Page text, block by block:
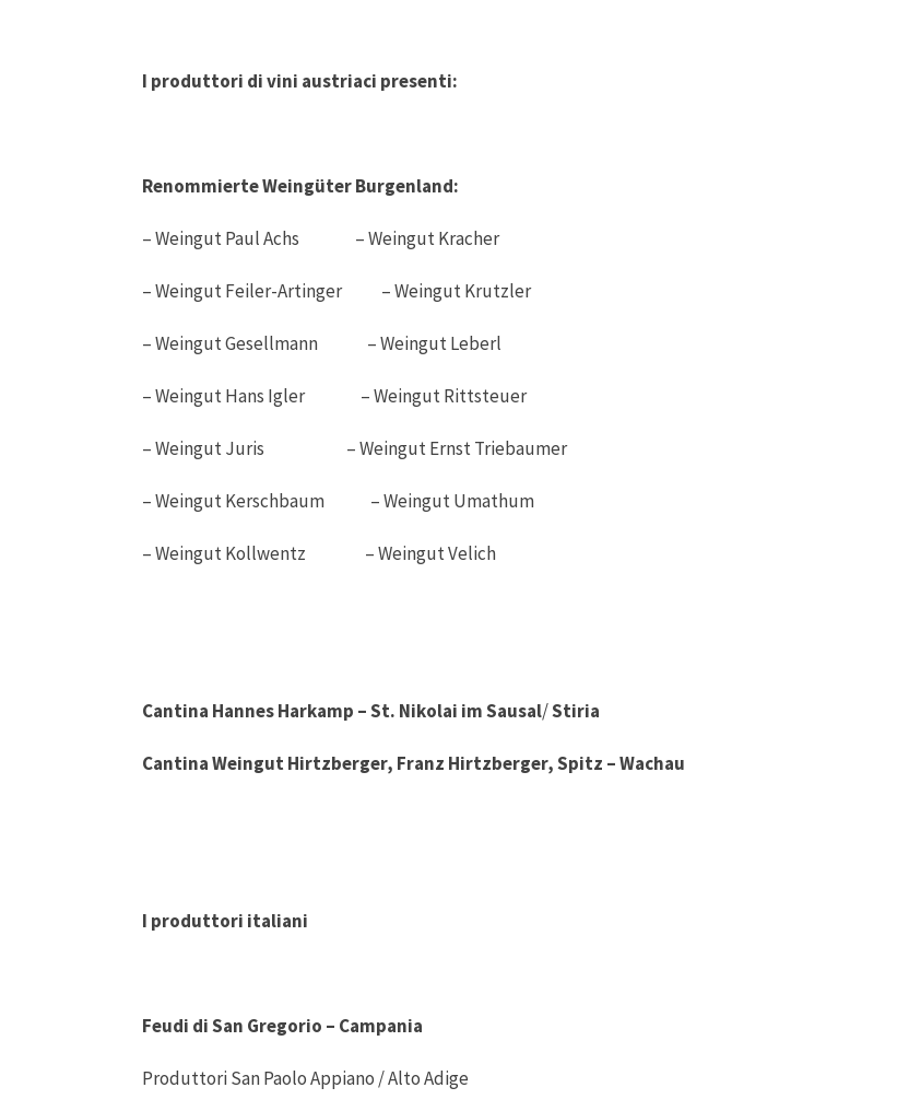
I produttori di vini austriaci presenti:
Renommierte Weingüter Burgenland:
– Weingut Paul Achs – Weingut Kracher
– Weingut Feiler-Artinger – Weingut Krutzler
– Weingut Gesellmann – Weingut Leberl
– Weingut Hans Igler – Weingut Rittsteuer
– Weingut Juris – Weingut Ernst Triebaumer
– Weingut Kerschbaum – Weingut Umathum
– Weingut Kollwentz – Weingut Velich
Cantina Hannes Harkamp – St. Nikolai im Sausal/Stiria
Cantina Weingut Hirtzberger, Franz Hirtzberger, Spitz – Wachau
I produttori italiani
Feudi di San Gregorio – Campania
Produttori San Paolo Appiano / Alto Adige